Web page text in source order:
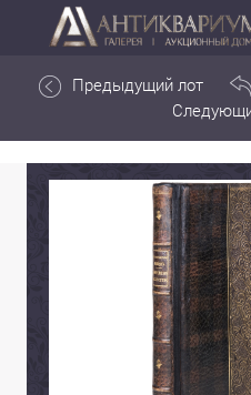
Предыдущий лот